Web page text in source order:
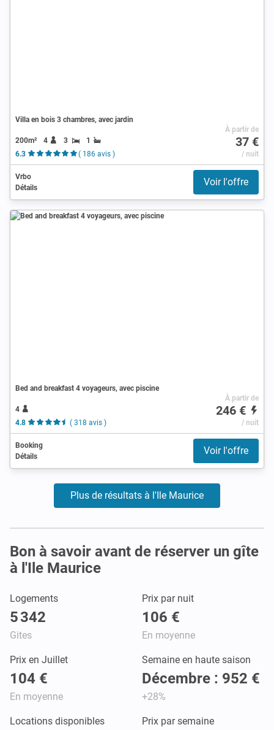
Villa en bois 3 chambres, avec jardin
200m² 4 3
1
6.3
( 186 avis )
À partir de
37 €
/ nuit
Vrbo
Détails
Voir l'offre
Bed and breakfast 4 voyageurs, avec piscine
4
4.8
( 318 avis )
À partir de
246 €
/ nuit
Booking
Détails
Voir l'offre
Plus de résultats à l'Ile Maurice
Bon à savoir avant de réserver un gîte
à l'Ile Maurice
Logements
5 342
Gites
Prix par nuit
106 €
En moyenne
Prix en Juillet
104 €
En moyenne
Semaine en haute saison
Décembre : 952 €
+28%
Locations disponibles Prix par semaine